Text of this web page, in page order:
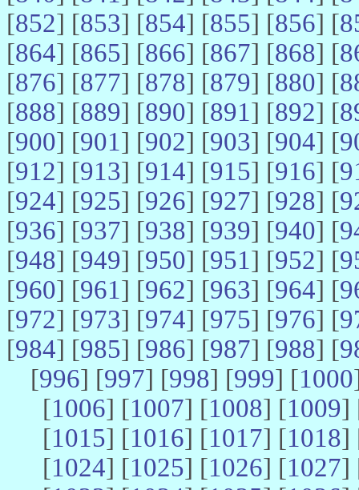
[852] [853] [854] [855] [856] [
[864] [865] [866] [867] [868] [
[876] [877] [878] [879] [880] [
[888] [889] [890] [891] [892] [
[900] [901] [902] [903] [904] [
[912] [913] [914] [915] [916] [
[924] [925] [926] [927] [928] [
[936] [937] [938] [939] [940] [
[948] [949] [950] [951] [952] [
[960] [961] [962] [963] [964] [
[972] [973] [974] [975] [976] [
[984] [985] [986] [987] [988] [
[996] [997] [998] [999] [1000
[1006] [1007] [1008] [1009]
[1015] [1016] [1017] [1018]
[1024] [1025] [1026] [1027]